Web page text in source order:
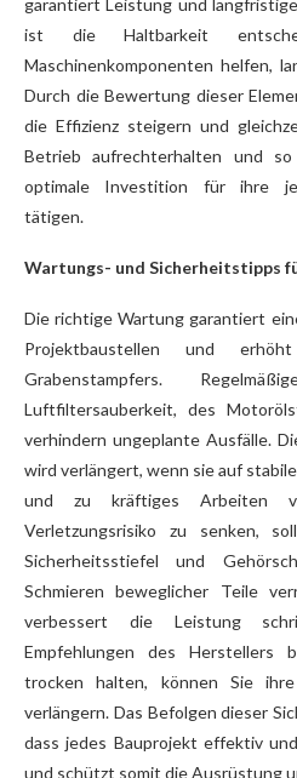
garantiert Leistung und
ist die Haltbarkeit
Maschinenkomponenten helfen,
Durch die Bewertung dieser
die Effizienz steigern und
Betrieb aufrechterhalten und
optimale Investition für ihre
tätigen.
Wartungs- und Sicherheitstipps
Die richtige Wartung garantiert
Projektbaustellen und
Grabenstampfers.
Luftfiltersauberkeit, des
verhindern ungeplante Ausfälle.
wird verlängert, wenn sie auf
und zu kräftiges Arbeiten
Verletzungsrisiko zu senken,
Sicherheitsstiefel und
Schmieren beweglicher Teile
verbessert die Leistung
Empfehlungen des Herstellers
trocken halten, können Sie
verlängern. Das Befolgen dieser
dass jedes Bauprojekt effektiv
und schützt somit die Ausrüstung